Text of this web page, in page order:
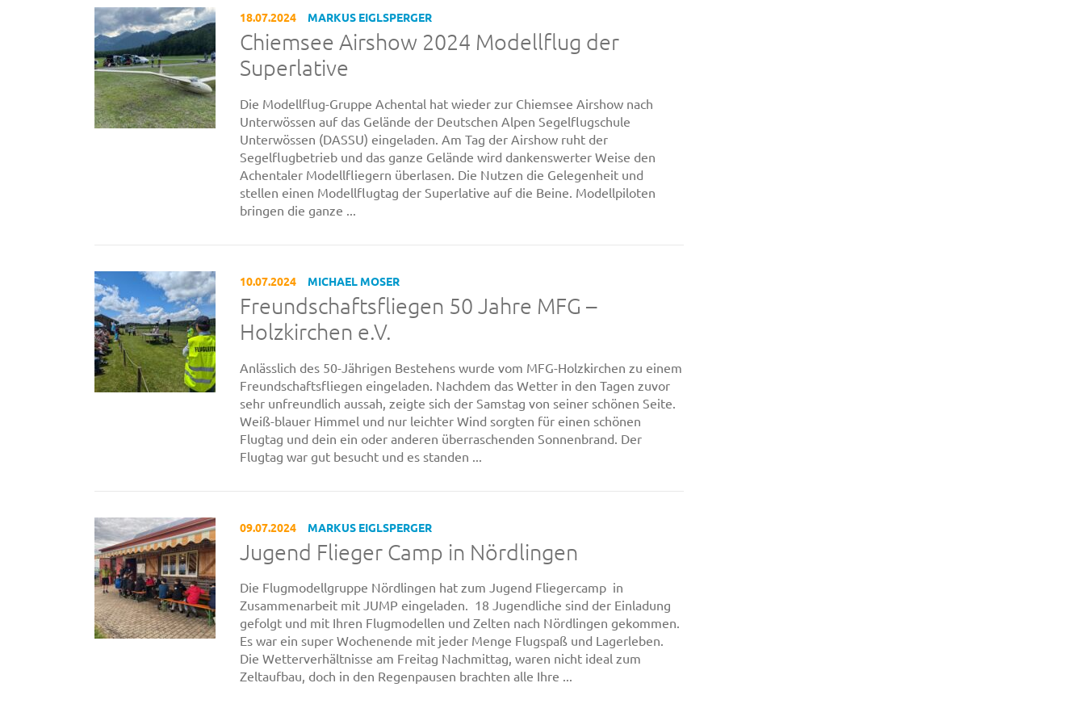
18.07.2024 MARKUS EIGLSPERGER
Chiemsee Airshow 2024 Modellflug der
Superlative
Die Modellflug-Gruppe Achental hat wieder zur Chiemsee Airshow nach
Unterwössen auf das Gelände der Deutschen Alpen Segelflugschule
Unterwössen (DASSU) eingeladen. Am Tag der Airshow ruht der
Segelflugbetrieb und das ganze Gelände wird dankenswerter Weise den
Achentaler Modellfliegern überlasen. Die Nutzen die Gelegenheit und
stellen einen Modellflugtag der Superlative auf die Beine. Modellpiloten
bringen die ganze ...
10.07.2024 MICHAEL MOSER
Freundschaftsfliegen 50 Jahre MFG –
Holzkirchen e.V.
Anlässlich des 50-Jährigen Bestehens wurde vom MFG-Holzkirchen zu einem
Freundschaftsfliegen eingeladen. Nachdem das Wetter in den Tagen zuvor
sehr unfreundlich aussah, zeigte sich der Samstag von seiner schönen Seite.
Weiß-blauer Himmel und nur leichter Wind sorgten für einen schönen
Flugtag und dein ein oder anderen überraschenden Sonnenbrand. Der
Flugtag war gut besucht und es standen ...
09.07.2024 MARKUS EIGLSPERGER
Jugend Flieger Camp in Nördlingen
Die Flugmodellgruppe Nördlingen hat zum Jugend Fliegercamp in
Zusammenarbeit mit JUMP eingeladen. 18 Jugendliche sind der Einladung
gefolgt und mit Ihren Flugmodellen und Zelten nach Nördlingen gekommen.
Es war ein super Wochenende mit jeder Menge Flugspaß und Lagerleben.
Die Wetterverhältnisse am Freitag Nachmittag, waren nicht ideal zum
Zeltaufbau, doch in den Regenpausen brachten alle Ihre ...